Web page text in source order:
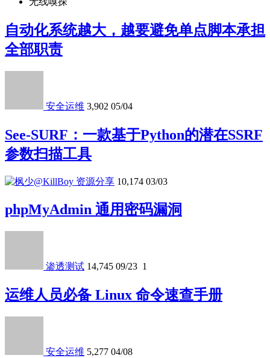
自动化系统越大，越要避免单点脚本承担
全部职责
安全运维 3,902 05/04
See-SURF：一款基于Python的潜在SSRF
参数扫描工具
资源分享 10,174 03/03
phpMyAdmin 通用密码漏洞
渗透测试 14,745 09/23 1
运维人员必备 Linux 命令速查手册
安全运维 5,277 04/08